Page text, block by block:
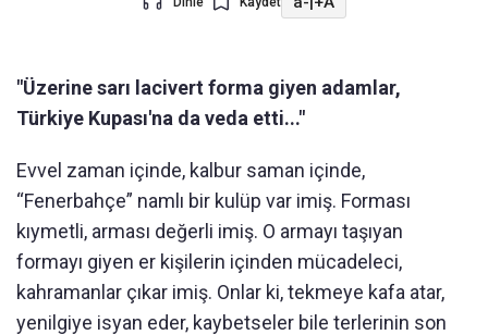
"Üzerine sarı lacivert forma giyen adamlar,
Türkiye Kupası'na da veda etti..."
Evvel zaman içinde, kalbur saman içinde,
“Fenerbahçe” namlı bir kulüp var imiş. Forması
kıymetli, arması değerli imiş. O armayı taşıyan
formayı giyen er kişilerin içinden mücadeleci,
kahramanlar çıkar imiş. Onlar ki, tekmeye kafa atar,
yenilgiye isyan eder, kaybetseler bile terlerinin son